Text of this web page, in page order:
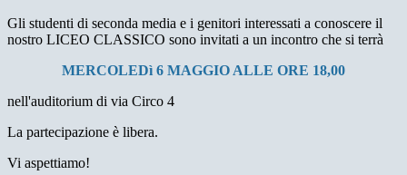
Gli studenti di seconda media e i genitori interessati a conoscere il
nostro LICEO CLASSICO sono invitati a un incontro che si terrà
MERCOLEDì 6 MAGGIO ALLE ORE 18,00
nell'auditorium di via Circo 4
La partecipazione è libera.
Vi aspettiamo!